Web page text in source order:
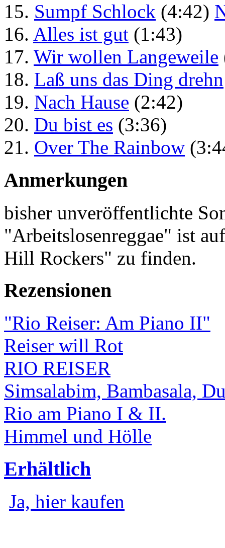
15. Sumpf Schlock (4:42)
16. Alles ist gut (1:43)
17. Wir wollen Langeweile
18. Laß uns das Ding drehn
19. Nach Hause (2:42)
20. Du bist es (3:36)
21. Over The Rainbow
Anmerkungen
bisher unveröffentlichte
"Arbeitslosenreggae" ist
Hill Rockers" zu finden.
Rezensionen
"Rio Reiser: Am Piano II"
Reiser will Rot
RIO REISER
Simsalabim, Bambasala,
Rio am Piano I & II.
Himmel und Hölle
Erhältlich
Ja, hier kaufen